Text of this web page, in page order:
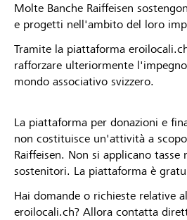
Molte Banche Raiffeisen
e progetti nell'ambito del loro
Tramite la piattaforma
rafforzare ulteriormente
mondo associativo svizzero.
La piattaforma per donazioni e
non costituisce un'attività a
Raiffeisen. Non si applicano
sostenitori. La piattaforma è
Hai domande o richieste relative
eroilocali.ch? Allora contatta